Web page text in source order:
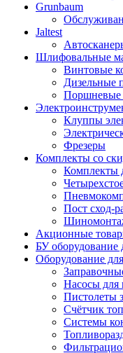
Grunbaum
Jaltest
Шлифовальные
Винтовые
Дизельные
Поршневые
Клуппы
Фрезеры
Комплекты со
Комплекты
Пост сход-
Акционные
БУ оборудование
Оборудование
Насосы для
Пистолеты
Счётчик
Системы